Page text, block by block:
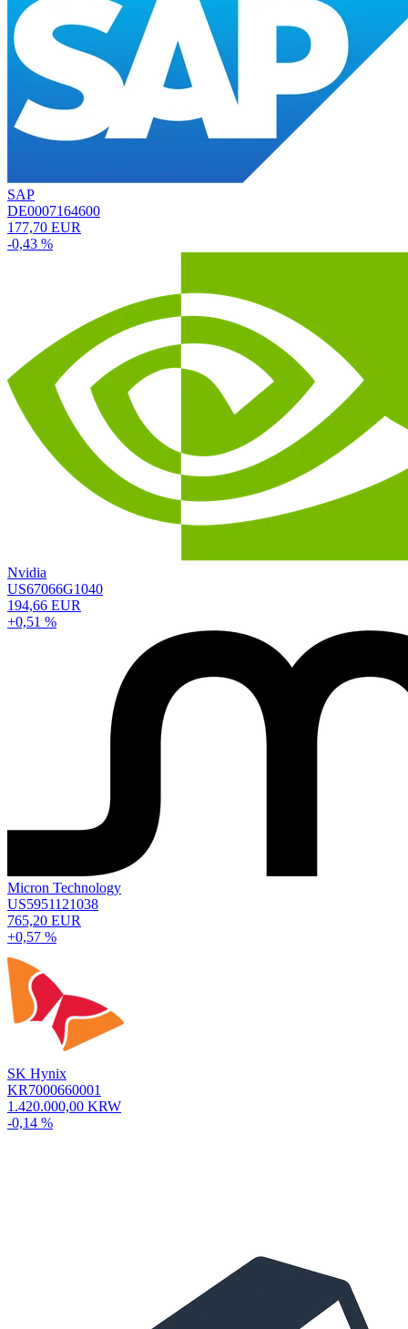
SAP
DE0007164600
177,70 EUR
-0,43 %
Nvidia
US67066G1040
194,66 EUR
+0,51 %
Micron Technology
US5951121038
765,20 EUR
+0,57 %
SK Hynix
KR7000660001
1.420.000,00 KRW
-0,14 %